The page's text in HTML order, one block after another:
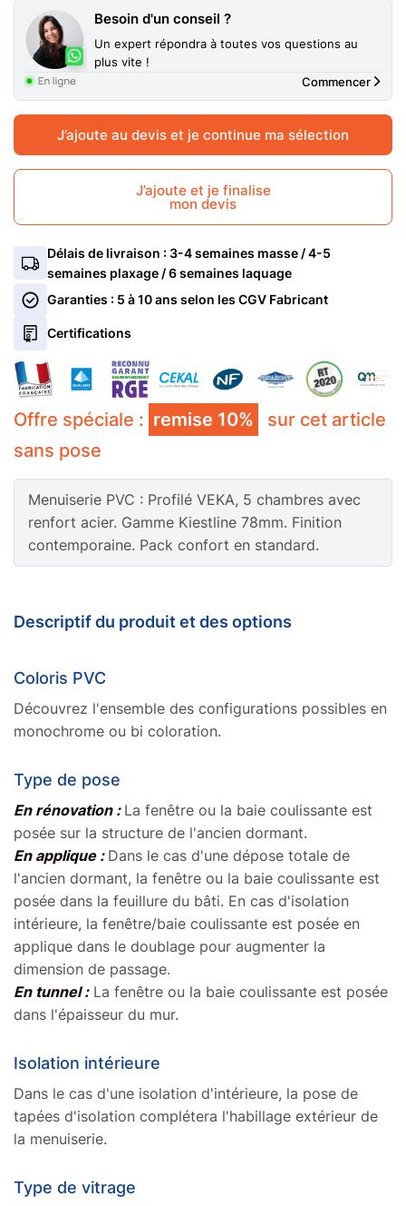
Offre spéciale : remise 10%
sur cet article
sans pose
Menuiserie PVC : Profilé VEKA, 5 chambres avec
renfort acier. Gamme Kiestline 78mm. Finition
contemporaine. Pack confort en standard.
Descriptif du produit et des options
Coloris PVC
Découvrez l'ensemble des configurations possibles en
monochrome ou bi coloration.
Type de pose
En rénovation : La fenêtre ou la baie coulissante est
posée sur la structure de l'ancien dormant.
En applique : Dans le cas d'une dépose totale de
l'ancien dormant, la fenêtre ou la baie coulissante est
posée dans la feuillure du bâti. En cas d'isolation
intérieure, la fenêtre/baie coulissante est posée en
applique dans le doublage pour augmenter la
dimension de passage.
En tunnel :La fenêtre ou la baie coulissante est posée
dans l'épaisseur du mur.
Isolation intérieure
Dans le cas d'une isolation d'intérieure, la pose de
tapées d'isolation complétera l'habillage extérieur de
la menuiserie.
Type de vitrage
Coloris intérieur/extérieur PVCBlanc 9016 Masse INT/EXT
Blanc 9016 Masse
Gris clair 7035 Masse
INT/EXT
Ivoire 1015 Masse
INT/EXT
+10%
Gris anthracite Filmé
INT/EXT
+10%
Chêne doré Filmé EXT +
Blanc 9016 Masse INT
+10%
+20%
Bois acajou Filmé EXT +
Type de pose
En tunnel
En savoir plus sur le type de pose
Isolation Intérieure PVCSans
Sans Avec
Type de vitrage 4/20/4 Fe Argon
4/20/4 Fe Argon
4/14/10 Fe Argon
Phonique +40€/m²
4/14/SP510 Fe Haute
sécurité+100€/m²
Traitement du vitrage (1 face)
Clair
Clair Dépoli +30€/m²
Imprimé G 200+50€/m² Stopsol +70€/m²
Ventilation PVC Sans
Sans Ventilation PVC+30€ HT
En savoir plus sur la ventilation
Serrure à clé Fenêtres PVC
Sans
+30€ HT
En savoir plus sur la serrure
Besoin d'un conseil ?
Un expert répondra à toutes vos questions au
plus vite !
Commencer
J’ajoute au devis et je continue ma sélection
J’ajoute et je finalise
mon devis
Délais de livraison : 3-4 semaines masse / 4-5
semaines plaxage / 6 semaines laquage
Garanties : 5 à 10 ans selon les CGV Fabricant
Certifications